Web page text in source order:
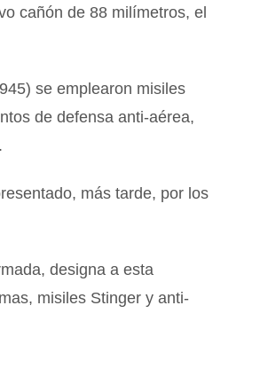
cañón de 88 milímetros, el
se emplearon misiles
de defensa anti-aérea,
más tarde, por los
designa a esta
misiles Stinger y anti-